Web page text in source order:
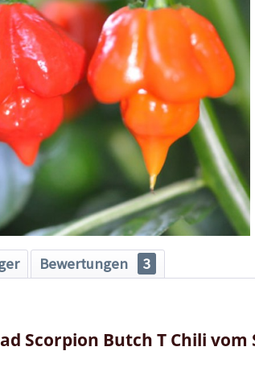
Bewertungen 3
Scorpion Butch T Chili